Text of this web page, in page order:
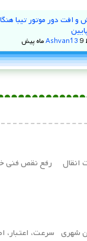
و افت دور موتور تیبا
Ashvan13 9 ماه پیش
انقال
رفع نقص فنی
شهری سرعت، اعتبار،